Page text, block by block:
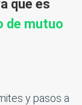
que es
de mutuo
y pasos a